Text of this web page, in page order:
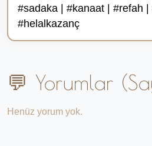
#sadaka | #kanaat | #refah |
#helalkazanç
💬 Yorumlar
Henüz yorum yok.